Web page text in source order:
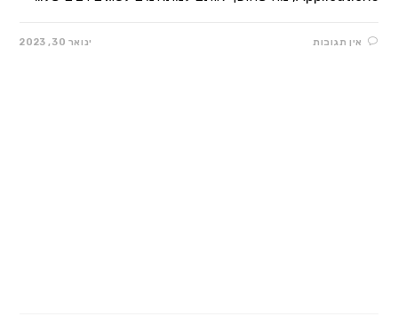
אין תגובות ינואר 30, 2023